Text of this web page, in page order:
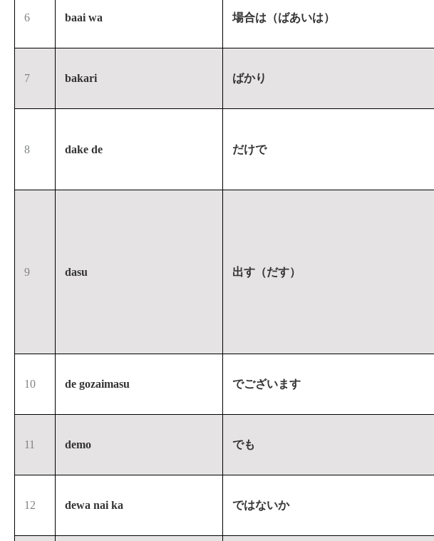
6 baai wa 場合は（ばあいは）
7 bakari ばかり
8 dake de だけで
9 dasu 出す（だす）
10 de gozaimasu でございます
11 demo でも
12 dewa nai ka ではないか